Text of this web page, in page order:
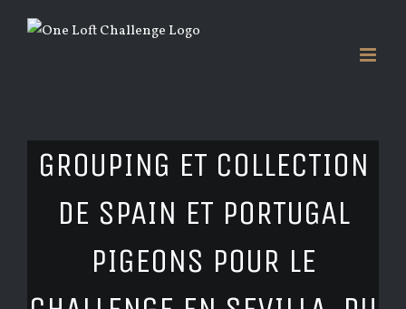
GROUPING ET COLLECTION
DE SPAIN ET PORTUGAL
PIGEONS POUR LE